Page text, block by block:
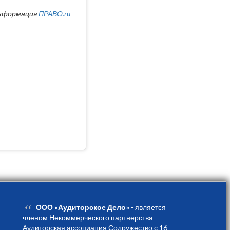
ПРАВО.ru
“ ООО «Аудиторское Дело» - является
членом Некоммерческого партнерства
Аудиторская ассоциация Содружество с 16